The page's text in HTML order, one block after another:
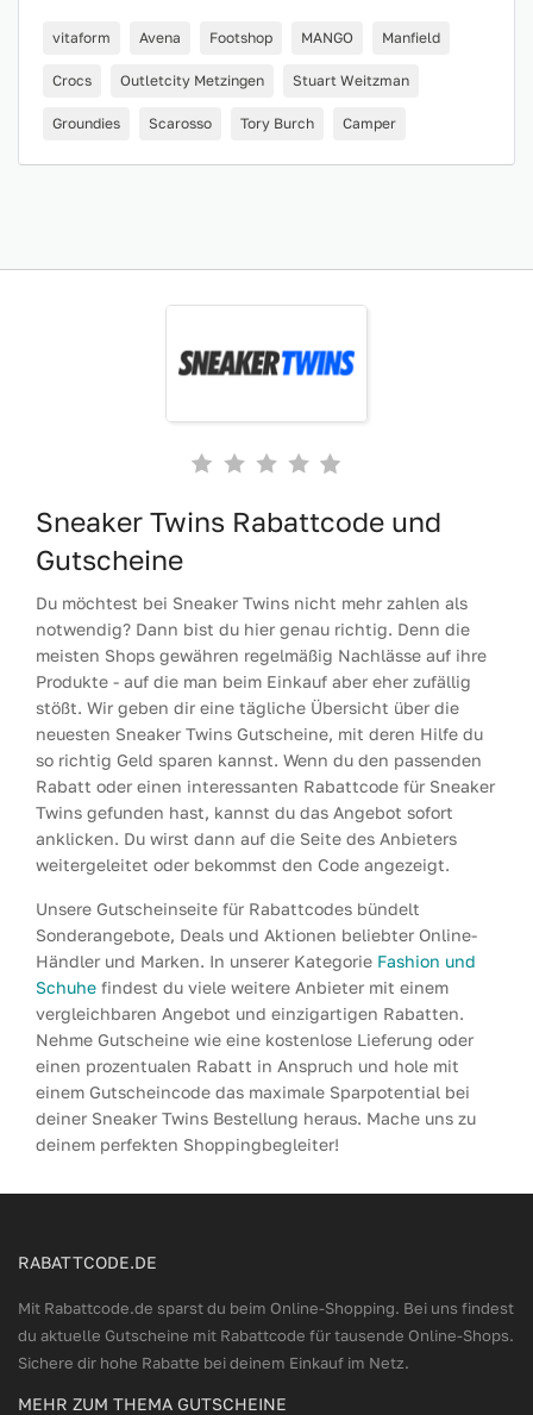
vitaform Avena Footshop MANGO Manfield
Crocs Outletcity Metzingen Stuart Weitzman
Groundies Scarosso Tory Burch Camper
Sneaker Twins Rabattcode und
Gutscheine
Du möchtest bei Sneaker Twins nicht mehr zahlen als
notwendig? Dann bist du hier genau richtig. Denn die
meisten Shops gewähren regelmäßig Nachlässe auf ihre
Produkte - auf die man beim Einkauf aber eher zufällig
stößt. Wir geben dir eine tägliche Übersicht über die
neuesten Sneaker Twins Gutscheine, mit deren Hilfe du
so richtig Geld sparen kannst. Wenn du den passenden
Rabatt oder einen interessanten Rabattcode für Sneaker
Twins gefunden hast, kannst du das Angebot sofort
anklicken. Du wirst dann auf die Seite des Anbieters
weitergeleitet oder bekommst den Code angezeigt.
Unsere Gutscheinseite für Rabattcodes bündelt
Sonderangebote, Deals und Aktionen beliebter Online-
Händler und Marken. In unserer Kategorie Fashion und
Schuhe findest du viele weitere Anbieter mit einem
vergleichbaren Angebot und einzigartigen Rabatten.
Nehme Gutscheine wie eine kostenlose Lieferung oder
einen prozentualen Rabatt in Anspruch und hole mit
einem Gutscheincode das maximale Sparpotential bei
deiner Sneaker Twins Bestellung heraus. Mache uns zu
deinem perfekten Shoppingbegleiter!
RABATTCODE.DE
Mit Rabattcode.de sparst du beim Online-Shopping. Bei uns findest
du aktuelle Gutscheine mit Rabattcode für tausende Online-Shops.
Sichere dir hohe Rabatte bei deinem Einkauf im Netz.
MEHR ZUM THEMA GUTSCHEINE